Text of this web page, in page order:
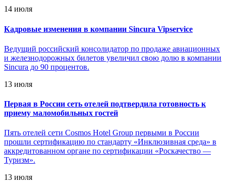
14 июля
Кадровые изменения в компании Sincura Vipservice
Ведущий российский консолидатор по продаже авиационных
и железнодорожных билетов увеличил свою долю в компании
Sincura до 90 процентов.
13 июля
Первая в России сеть отелей подтвердила готовность к
приему маломобильных гостей
Пять отелей сети Cosmos Hotel Group первыми в России
прошли сертификацию по стандарту «Инклюзивная среда» в
аккредитованном органе по сертификации «Роскачество —
Туризм».
13 июля